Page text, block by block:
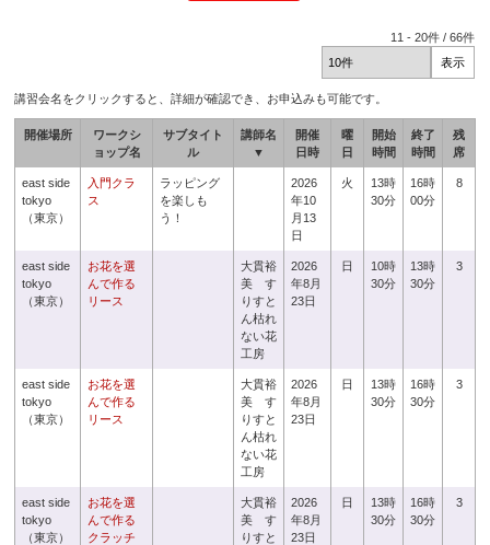
11 -20件 /66件
講習会名をクリックすると、詳細が確認でき、お申込みも可能です。
開催場所
ワークシ
ョップ名
サブタイト
ル
講師名
▼
開催
日時
曜
日
開始
時間
終了
時間
残
席
east side
tokyo
（東京）
入門クラ
ス
ラッピング
を楽しも
う！
2026
年10
月13
日
火
13時
30分
16時
00分
8
east side
tokyo
（東京）
お花を選
んで作る
リース
大貫裕
美 す
りすと
ん枯れ
ない花
工房
2026
年8月
23日
日
10時
30分
13時
30分
3
east side
tokyo
（東京）
お花を選
んで作る
リース
大貫裕
美 す
りすと
ん枯れ
ない花
工房
2026
年8月
23日
日
13時
30分
16時
30分
3
east side
tokyo
（東京）
お花を選
んで作る
クラッチ
大貫裕
美 す
りすと
2026
年8月
23日
日
13時
30分
16時
30分
3